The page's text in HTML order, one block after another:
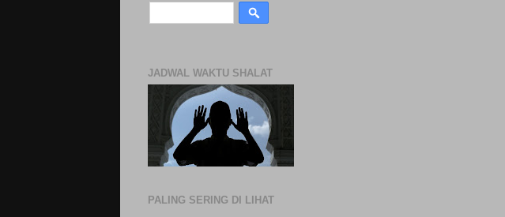
JADWAL WAKTU SHALAT
PALING SERING DI LIHAT